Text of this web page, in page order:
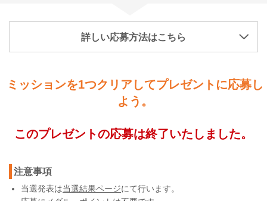
詳しい応募方法はこちら
ミッションを1つクリアしてプレゼントに応募し
よう。
このプレゼントの応募は終了いたしました。
注意事項
当選発表は当選結果ページにて行います。